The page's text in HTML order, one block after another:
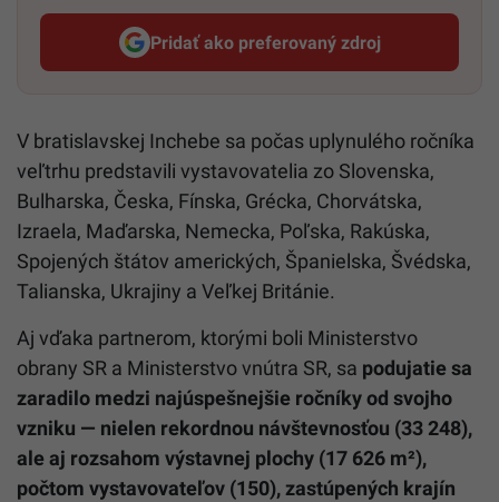
Pridať ako preferovaný zdroj
Startitup, odkaz sa otvorí v
V bratislavskej Inchebe sa počas uplynulého ročníka
veľtrhu predstavili vystavovatelia zo Slovenska,
Bulharska, Česka, Fínska, Grécka, Chorvátska,
Izraela, Maďarska, Nemecka, Poľska, Rakúska,
Spojených štátov amerických, Španielska, Švédska,
Talianska, Ukrajiny a Veľkej Británie.
Aj vďaka partnerom, ktorými boli Ministerstvo
obrany SR a Ministerstvo vnútra SR, sa podujatie sa
zaradilo medzi najúspešnejšie ročníky od svojho
vzniku — nielen rekordnou návštevnosťou (33 248),
ale aj rozsahom výstavnej plochy (17 626 m²),
počtom vystavovateľov (150), zastúpených krajín